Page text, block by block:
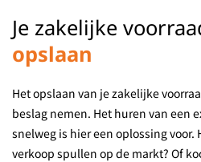
Je zakelijke
opslaan
Het opslaan van je zakelijke
beslag nemen. Het huren van een
snelweg is hier een oplossing voor.
verkoop spullen op de markt? Of